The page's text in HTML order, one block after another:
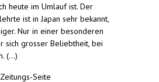
heute im Umlauf ist. Der
ist in Japan sehr bekannt,
Nur in einer besonderen
sich grosser Beliebtheit, bei
(...)
Seite